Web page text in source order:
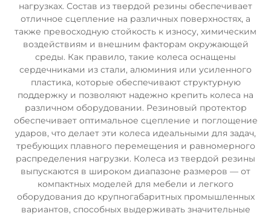
нагрузках. Состав из твердой резины обеспечивает
отличное сцепление на различных поверхностях, а
также превосходную стойкость к износу, химическим
воздействиям и внешним факторам окружающей
среды. Как правило, такие колеса оснащены
сердечниками из стали, алюминия или усиленного
пластика, которые обеспечивают структурную
поддержку и позволяют надежно крепить колеса на
различном оборудовании. Резиновый протектор
обеспечивает оптимальное сцепление и поглощение
ударов, что делает эти колеса идеальными для задач,
требующих плавного перемещения и равномерного
распределения нагрузки. Колеса из твердой резины
выпускаются в широком диапазоне размеров — от
компактных моделей для мебели и легкого
оборудования до крупногабаритных промышленных
вариантов, способных выдерживать значительные